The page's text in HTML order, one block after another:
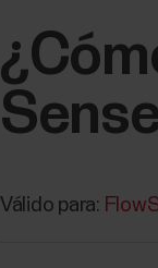
Válido para: